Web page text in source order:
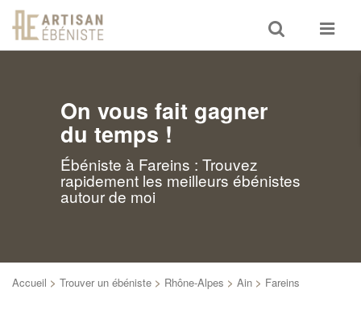
Toggle
search
Toggle
On vous fait gagner
du temps !
Ébéniste à Fareins : Trouvez
rapidement les meilleurs ébénistes
autour de moi
Accueil > Trouver un ébéniste > Rhône-Alpes > Ain > Fareins